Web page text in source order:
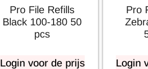
Pro File Refills
Black 100-180 50
pcs
Login voor de prijs
Pro
Login